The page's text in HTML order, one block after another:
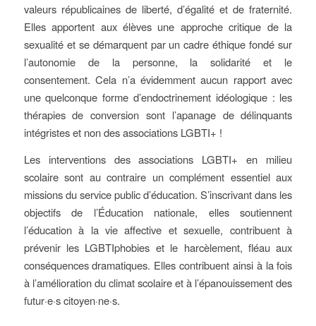
valeurs républicaines de liberté, d’égalité et de fraternité.
Elles apportent aux élèves une approche critique de la
sexualité et se démarquent par un cadre éthique fondé sur
l’autonomie de la personne, la solidarité et le
consentement. Cela n’a évidemment aucun rapport avec
une quelconque forme d’endoctrinement idéologique : les
thérapies de conversion sont l’apanage de délinquants
intégristes et non des associations LGBTI+ !
Les interventions des associations LGBTI+ en milieu
scolaire sont au contraire un complément essentiel aux
missions du service public d’éducation. S’inscrivant dans les
objectifs de l’Éducation nationale, elles soutiennent
l’éducation à la vie affective et sexuelle, contribuent à
prévenir les LGBTIphobies et le harcèlement, fléau aux
conséquences dramatiques. Elles contribuent ainsi à la fois
à l’amélioration du climat scolaire et à l’épanouissement des
futur·e·s citoyen·ne·s.